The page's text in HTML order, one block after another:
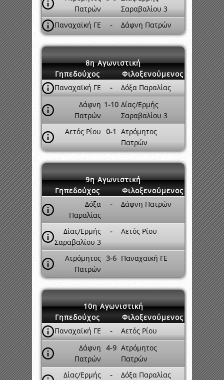
Πατρών
Σαραβαλίου 3
Παναχαϊκή ΓΕ
- Δάφνη Πατρών
8η Αγωνιστική
Γηπεδούχος
Φιλοξενούμενος
Παναχαϊκή ΓΕ
-
Δόξα Παραλίας
Δάφνη
Πατρών
1-10 Δίας/Ερμής
Σαραβαλίου 3
Αετός Ρίου 0-1 Ατρόμητος
Πατρών
9η Αγωνιστική
Γηπεδούχος
Φιλοξενούμενος
Δόξα
Παραλίας
- Δάφνη Πατρών
Δίας/Ερμής
Σαραβαλίου 3
- Αετός Ρίου
Ατρόμητος
Πατρών
3-6 Παναχαϊκή ΓΕ
10η Αγωνιστική
Γηπεδούχος
Φιλοξενούμενος
Παναχαϊκή ΓΕ
-
Αετός Ρίου
Δάφνη
Πατρών
4-9 Ατρόμητος
Πατρών
Δίας/Ερμής
- Δόξα Παραλίας